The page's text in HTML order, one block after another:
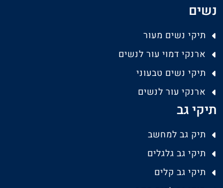
נשים
תיקי נשים מעור
ארנקי דמוי עור לנשים
תיקי נשים טבעוני
ארנקי עור לנשים
תיקי גב
תיק גב למחשב
תיקי גב גלגלים
תיקי גב קלים